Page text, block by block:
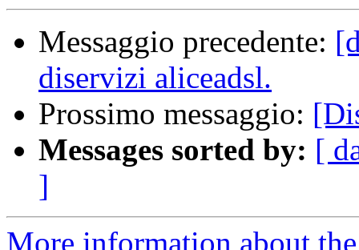
Messaggio precedente:
diservizi aliceadsl.
Prossimo messaggio:
Messages sorted by: [
]
More information about